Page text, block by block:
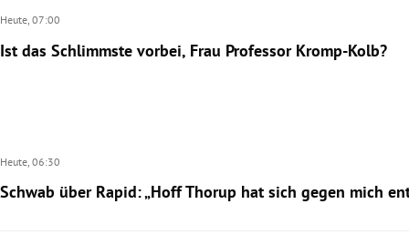
Heute, 07:00
Ist das Schlimmste vorbei, Frau Professor Kromp-Kolb?
Heute, 06:30
Schwab über Rapid: „Hoff Thorup hat sich gegen mich